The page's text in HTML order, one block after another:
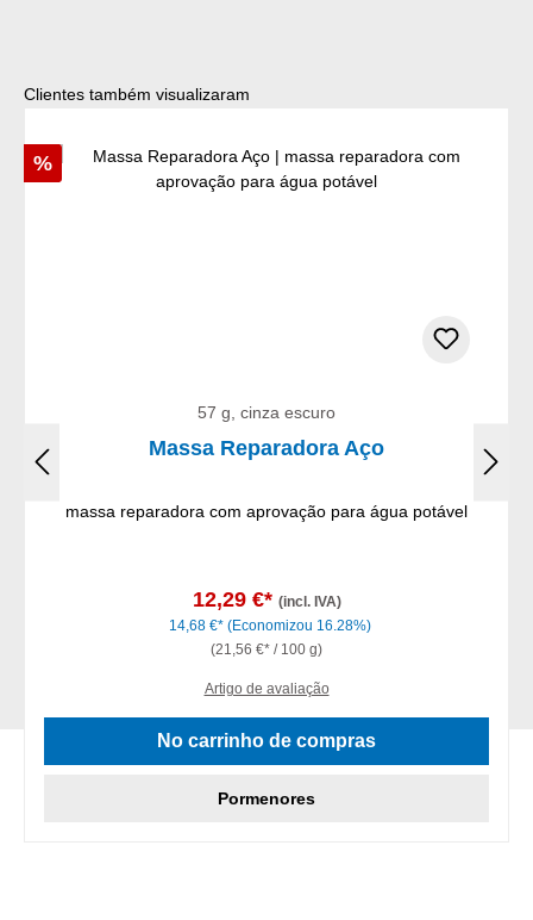
Ignorar a galeria de produtos
Clientes também visualizaram
Desconto
%
57 g, cinza escuro
Massa Reparadora Aço
massa reparadora com aprovação para água potável
12,29 €* (incl. IVA)
14,68 €* (Economizou 16.28%)
(21,56 €* / 100 g)
Artigo de avaliação
No carrinho de compras
Pormenores